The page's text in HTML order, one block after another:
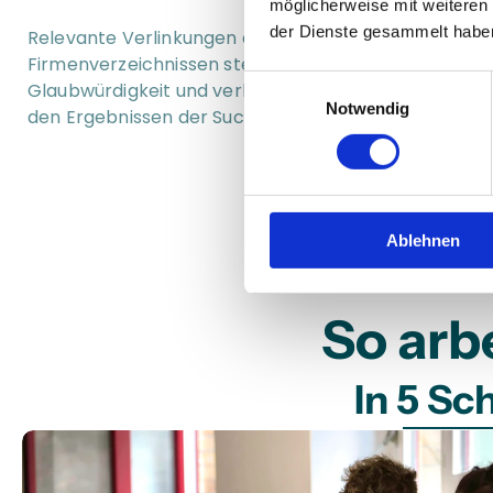
möglicherweise mit
der Dienste gesammelt
Einwilligungsauswahl
Notwendig
Ablehnen
Relevante Verlinkungen aus der Region in
Firmenverzeichnissen steigern online Ihre
Glaubwürdigkeit und verbessern Ihre Platzierung in
den Ergebnissen der Suchmaschinen.
So
In 5